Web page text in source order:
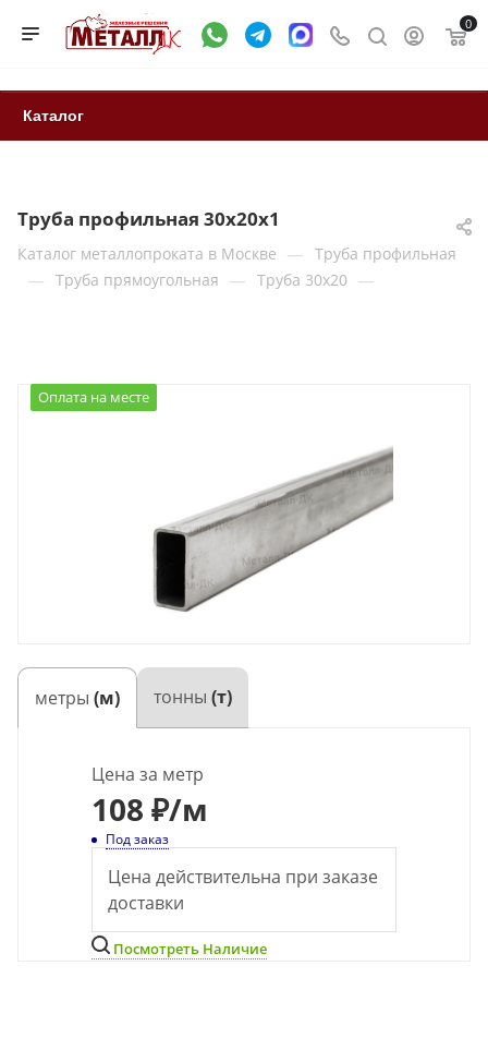
0
Каталог
Труба профильная 30х20х1
Каталог металлопроката в Москве — Труба профильная
— Труба прямоугольная — Труба 30x20 —
Оплата на месте
метры (м) тонны (т)
Цена за метр
108 ₽/м
Под заказ
Цена действительна при заказе
доставки
Посмотреть Наличие